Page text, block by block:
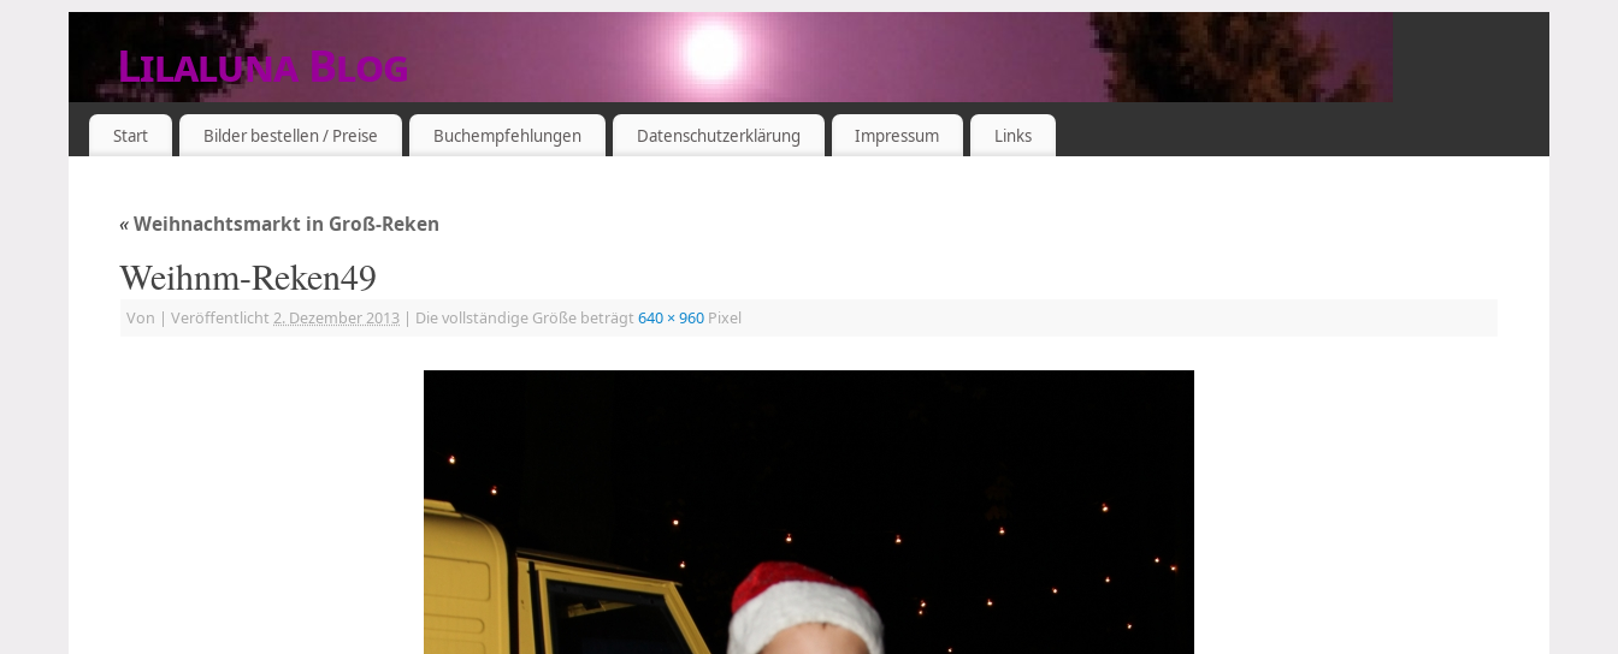
Lilaluna Blog
DAS JETZT IST SCHON VERGANGENHEIT
Start Bilder bestellen / Preise Buchempfehlungen Datenschutzerklärung Impressum Links
«Weihnachtsmarkt in Groß-Reken
Weihnm-Reken49
Von | Veröffentlicht 2. Dezember 2013 | Die vollständige Größe beträgt 640 × 960 Pixel